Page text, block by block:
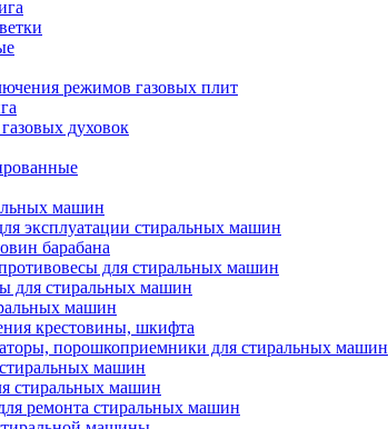
режимов газовых плит
духовок
машин
эксплуатации стиральных машин
барабана
для стиральных машин
для стиральных машин
машин
крестовины, шкифта
порошкоприемники для стиральных машин
машин
стиральных машин
ремонта стиральных машин